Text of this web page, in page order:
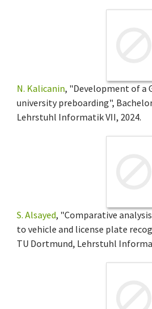
N. Kalicanin, "Development of a
university preboarding",
Lehrstuhl Informatik VII, 2024.
S. Alsayed, "Comparative
to vehicle and license plate
TU Dortmund, Lehrstuhl